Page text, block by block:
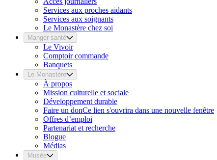
Services aux proches aidants
Services aux soignants
Le Monastère chez soi
Manger santé
Le Vivoir
Comptoir commande
Banquets
Le Monastère
À propos
Mission culturelle et sociale
Développement durable
Faire un donCe lien s'ouvrira dans une nouvelle fenêtre
Offres d’emploi
Partenariat et recherche
Blogue
Médias
Musée